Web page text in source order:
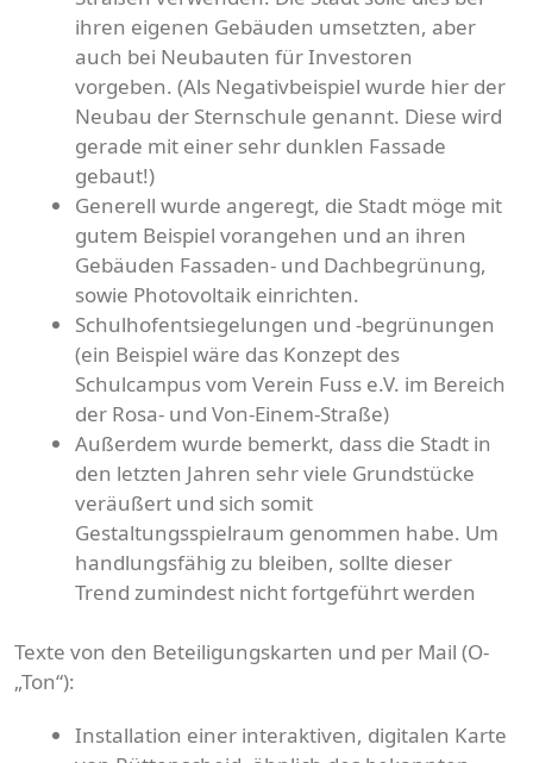
ihren eigenen Gebäuden umsetzten, aber
auch bei Neubauten für Investoren
vorgeben. (Als Negativbeispiel wurde hier der
Neubau der Sternschule genannt. Diese wird
gerade mit einer sehr dunklen Fassade
gebaut!)
Generell wurde angeregt, die Stadt möge mit
gutem Beispiel vorangehen und an ihren
Gebäuden Fassaden- und Dachbegrünung,
sowie Photovoltaik einrichten.
Schulhofentsiegelungen und -begrünungen
(ein Beispiel wäre das Konzept des
Schulcampus vom Verein Fuss e.V. im Bereich
der Rosa- und Von-Einem-Straße)
Außerdem wurde bemerkt, dass die Stadt in
den letzten Jahren sehr viele Grundstücke
veräußert und sich somit
Gestaltungsspielraum genommen habe. Um
handlungsfähig zu bleiben, sollte dieser
Trend zumindest nicht fortgeführt werden
Texte von den Beteiligungskarten und per Mail (O-
„Ton“):
Installation einer interaktiven, digitalen Karte